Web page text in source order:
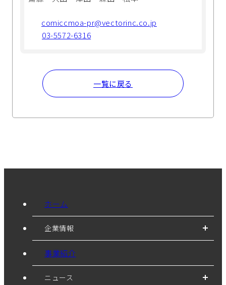
comiccmoa-pr@vectorinc.co.jp
03-5572-6316
一覧に戻る
ホーム
企業情報
事業紹介
ニュース